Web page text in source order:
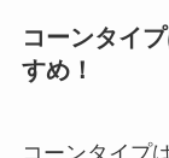
コーンタイ
すめ！